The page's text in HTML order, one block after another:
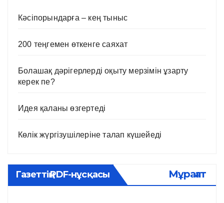
Кәсіпорындарға – кең тыныс
200 теңгемен өткенге саяхат
Болашақ дәрігерлерді оқыту мерзімін ұзарту
керек пе?
Идея қаланы өзгертеді
Көлік жүргізушілеріне талап күшейеді
Газеттің PDF-нұсқасы Мұрағат